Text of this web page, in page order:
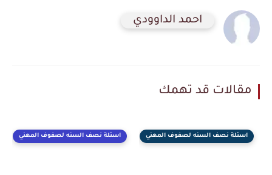
احمد الداوودي
مقالات قد تهمك
اسئلة نصف السنه لصفوف المهني اسئلة نصف السنه لصفوف المهني